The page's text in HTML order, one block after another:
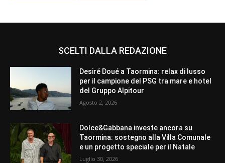
SCELTI DALLA REDAZIONE
Desiré Doué a Taormina: relax di lusso
per il campione del PSG tra mare e hotel
del Gruppo Alpitour
Agosto 2, 2026
Dolce&Gabbana investe ancora su
Taormina: sostegno alla Villa Comunale
e un progetto speciale per il Natale
Luglio 30, 2026